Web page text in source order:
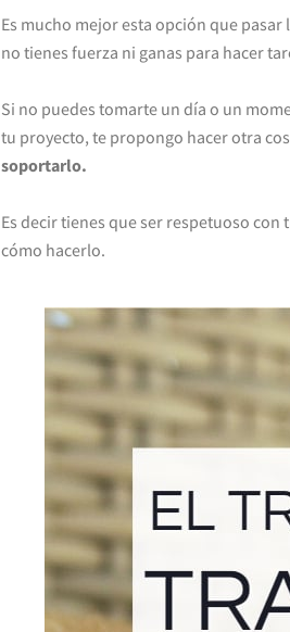
Es mucho mejor esta opción que
no tienes fuerza ni ganas para hacer
Si no puedes tomarte un día o un
tu proyecto, te propongo hacer otra
soportarlo.
Es decir tienes que ser respetuoso
cómo hacerlo.